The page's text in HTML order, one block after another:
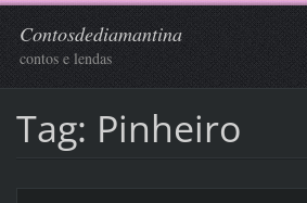
Contosdediamantina
contos e lendas
Tag: Pinheiro